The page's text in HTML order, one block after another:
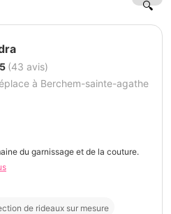
(43 avis)
à Berchem-sainte-agathe
du garnissage et de la couture.
de rideaux sur mesure